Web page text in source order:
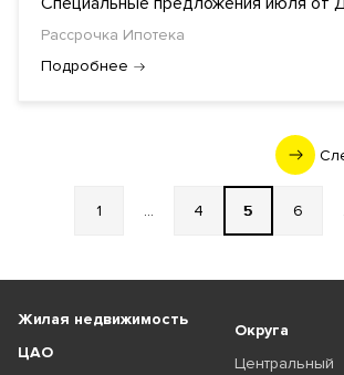
Рассрочка Ипотека
Подробнее
1 ... 4 5 6
Жилая недвижимость
ЦАО
Округа
Центральный